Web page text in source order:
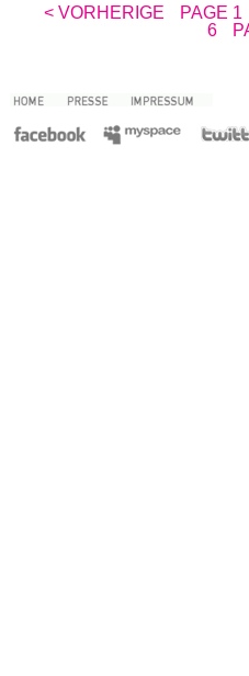
< VORHERIGE
PAGE 1
6